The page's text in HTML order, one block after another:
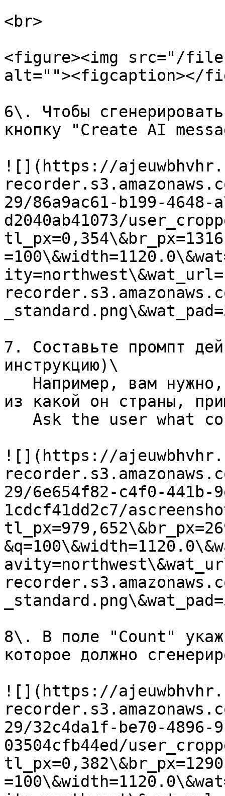
<br>
<figure><img src="/
alt=""><figcaption></
6\. Чтобы
кнопку "Create AI
![](https://
29/86a9ac61-b199-4648-
d2040ab41073/
7. Составьте промпт
инструкцию)\
из какой он страны,
![](https://
29/6e654f82-c4f0-441b-
1cdcf41dd2c7/
8\. В поле "Count"
которое должно
![](https://
29/32c4da1f-be70-4896-
03504cfb44ed/